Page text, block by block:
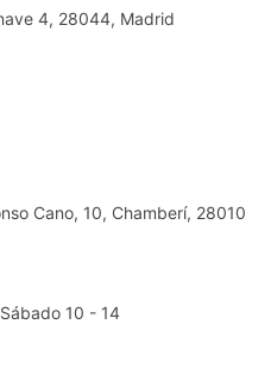
4, 28044, Madrid
Cano, 10, Chamberí, 28010
10 - 14